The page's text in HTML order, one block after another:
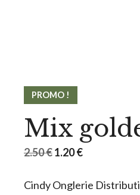
PROMO !
Mix
2.50€ Le
initial
1.20€Le
actuel
Cindy Onglerie